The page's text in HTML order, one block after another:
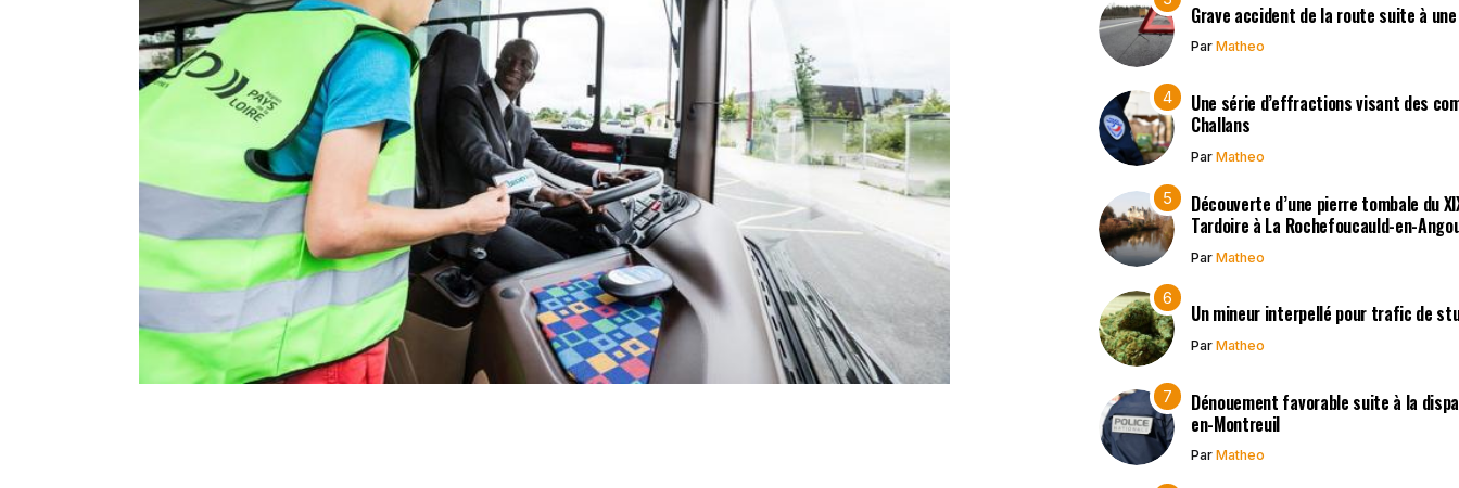
Grave accident de la route suite à
Par Matheo
Une série d’effractions visant des
Challans
Par Matheo
Découverte d’une pierre tombale du
Tardoire à La Rochefoucauld-en-
Par Matheo
Un mineur interpellé pour trafic de
Par Matheo
Dénouement favorable suite à la
en-Montreuil
Par Matheo